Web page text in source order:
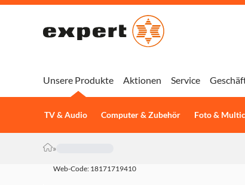
Unsere Produkte
TV & Audio Computer & Zubehör Foto &
Aktionen Service
»
Web-Code: 18171719410